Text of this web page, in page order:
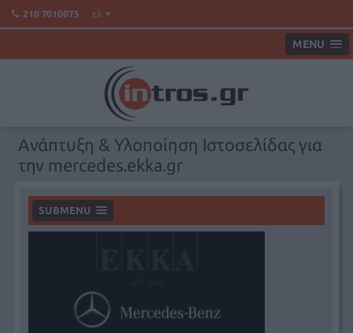
210 7010075 ελ
MENU
Ανάπτυξη & Υλοποίηση Ιστοσελίδας για
την mercedes.ekka.gr
SUBMENU